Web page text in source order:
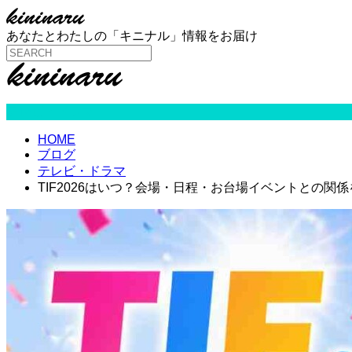
あなたとわたしの「キニナル」情報をお届け
HOME
ブログ
テレビ・ドラマ
TIF2026はいつ？会場・日程・お台場イベントとの関係